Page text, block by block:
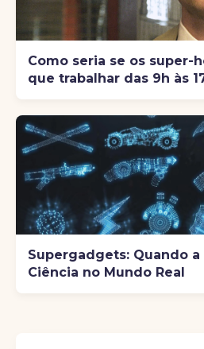
Como seria se os super-
que trabalhar das 9h às
Supergadgets: Quando a
Ciência no Mundo Real